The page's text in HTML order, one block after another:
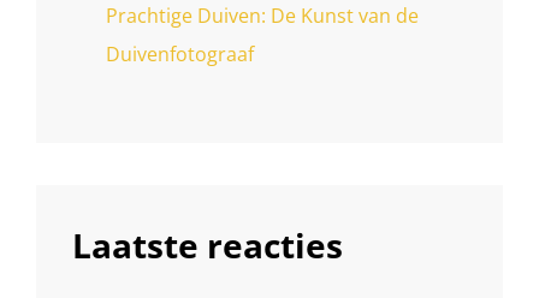
Prachtige Duiven: De Kunst van de
Duivenfotograaf
Laatste reacties